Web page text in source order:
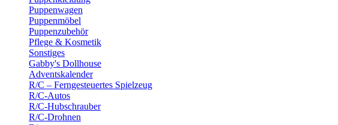
Puppenwagen
Puppenmöbel
Puppenzubehör
Pflege & Kosmetik
Sonstiges
Gabby's Dollhouse
Adventskalender
R/C – Ferngesteuertes Spielzeug
R/C-Autos
R/C-Hubschrauber
R/C-Drohnen